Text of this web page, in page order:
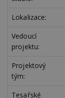
Lokalizace:
Vedoucí
projektu:
Projektový
tým:
Tesařské